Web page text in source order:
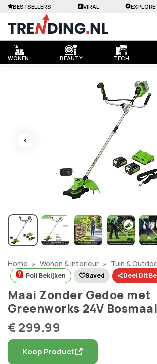
WONEN BEAUTY TECH
BESTSELLERS VIRAL EXPLORE
Home » Wonen & Interieur » Tuin &
Gereedschap » Maai Zonder Gedoe met
Bosmaaier
Poll Bekijken Saved Deel Dit
Maai Zonder Gedoe met
Greenworks 24V
€299.99
Koop Product